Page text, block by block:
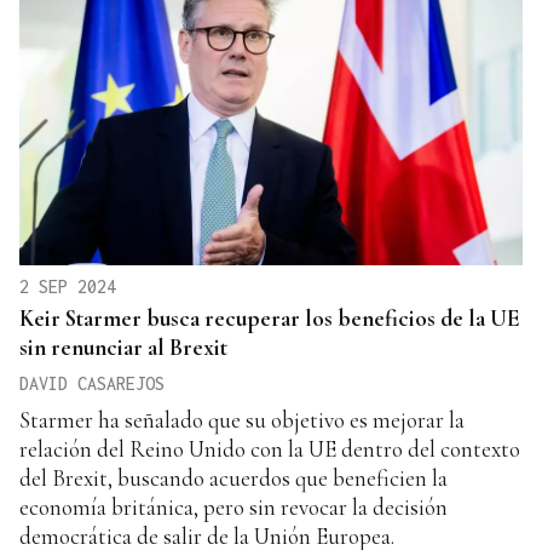
2 SEP 2024
Keir Starmer busca recuperar los beneficios de la UE
sin renunciar al Brexit
DAVID CASAREJOS
Starmer ha señalado que su objetivo es mejorar la
relación del Reino Unido con la UE dentro del contexto
del Brexit, buscando acuerdos que beneficien la
economía británica, pero sin revocar la decisión
democrática de salir de la Unión Europea.